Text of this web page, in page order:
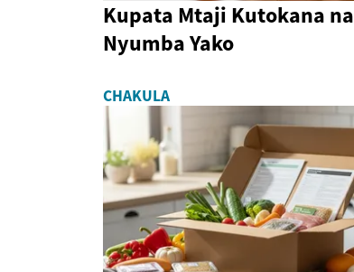
Kupata Mtaji Kutokana na
Nyumba Yako
CHAKULA